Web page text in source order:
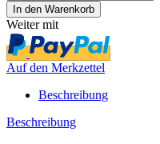
Weiter mit
Auf den Merkzettel
Beschreibung
Beschreibung